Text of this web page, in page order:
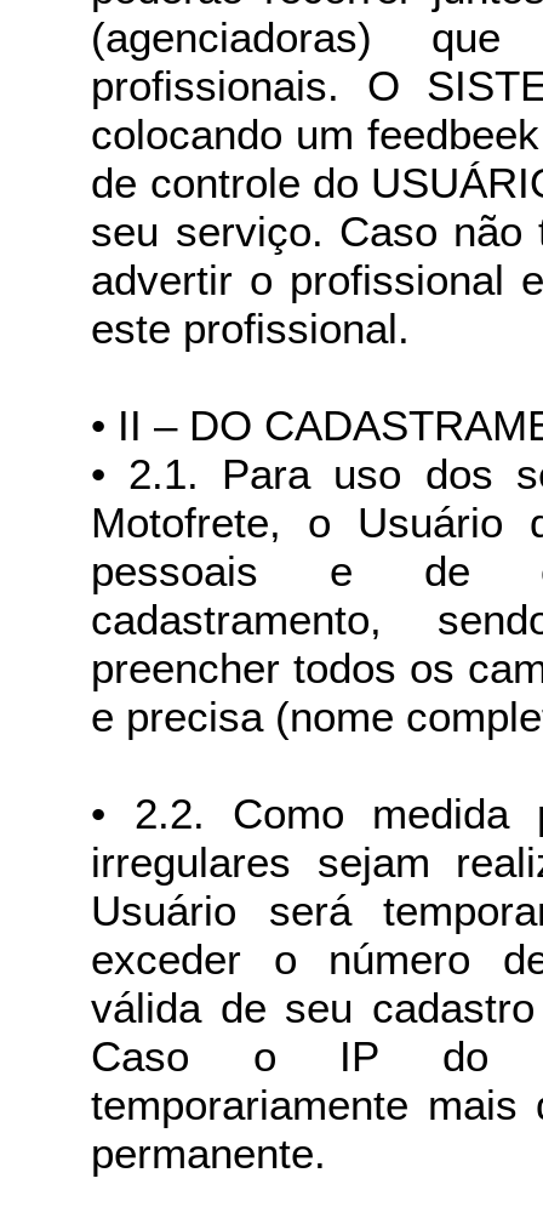
(agenciadoras)
profissionais. O
colocando um
de controle do
seu serviço. Caso não
advertir o profissional
este profissional.
• II – DO
• 2.1. Para uso dos
Motofrete, o Usuário
pessoais e de
cadastramento,
preencher todos os
e precisa (nome
• 2.2. Como medida
irregulares sejam
Usuário será
exceder o número
válida de seu
Caso o IP do
temporariamente
permanente.